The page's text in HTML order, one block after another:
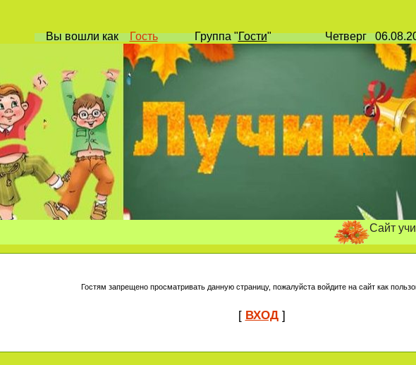
Вы вошликак Гость Группа"Гости" Четверг
Сайт учителя
Гостям запрещено просматривать данную страницу, пожалуйста войдите на сайт как
[ ВХОД]